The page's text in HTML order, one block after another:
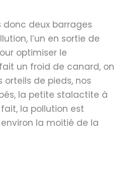
donc deux barrages
l’un en sortie de
optimiser le
un froid de canard, on
orteils de pieds, nos
la petite stalactite à
la pollution est
la moitié de la